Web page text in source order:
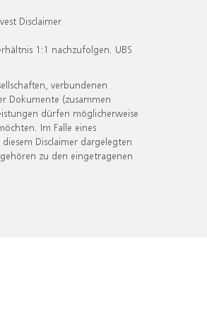
Disclaimer
1:1 nachzufolgen. UBS
verbundenen
Dokumente (zusammen
dürfen möglicherweise
Im Falle eines
Disclaimer dargelegten
zu den eingetragenen